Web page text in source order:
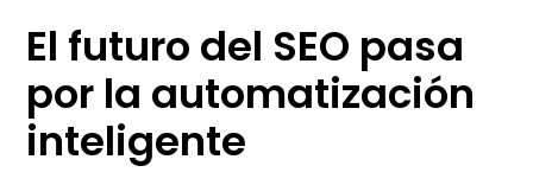
El futuro del SEO pasa
por la automatización
inteligente